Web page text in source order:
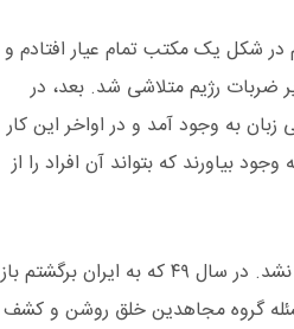
شکل یک مکتب تمام‌ عیار افتادم و
ضربات رژیم متلاشی شد. بعد، در
به وجود آمد و در اواخر این کار
بیاورند که بتواند آن افراد را از
درست همان سال اول که آنجا بودم این قرار را گذاشتم و بعد آمدم، ولی عملی نشد. در سال ۴۹ که به ایران برگشتم باز
که تشکیلاتی سیاسی خالصی به وجود بیاید. تا سال ۵۹ که مسئله گروه مجاهدین خلق روشن و کشف